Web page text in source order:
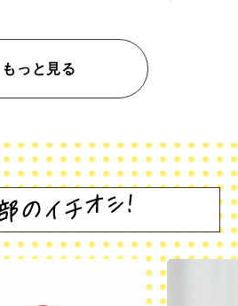
もっと見る